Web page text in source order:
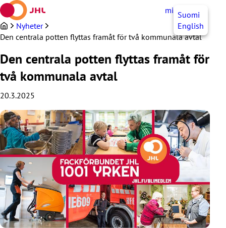
Hoppa
till
innehållet
mittJHL SV
Suomi
English
Nyheter
Den centrala potten flyttas framåt för två kommunala avtal
Den centrala potten flyttas framåt för
två kommunala avtal
20.3.2025